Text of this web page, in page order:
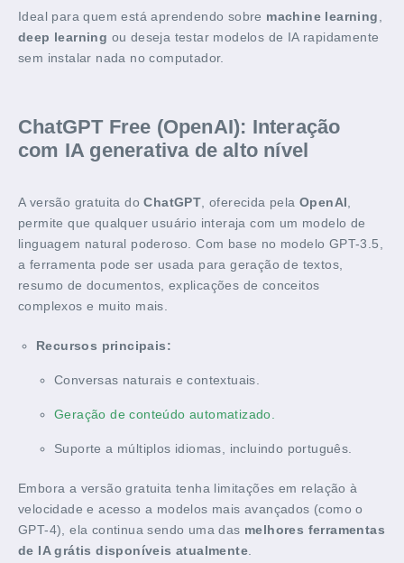
Ideal para quem está aprendendo sobre machine learning
deep learning ou deseja testar modelos de IA rapidamente
sem instalar nada no computador.
ChatGPT Free (OpenAI): Interação
com IA generativa de alto nível
A versão gratuita doChatGPT , oferecida pelaOpenAI
permite que qualquer usuário interaja com um modelo de
linguagem natural poderoso. Com base no modelo GPT-3.5,
a ferramenta pode ser usada para geração de textos,
resumo de documentos, explicações de conceitos
complexos e muito mais.
Recursos principais:
Conversas naturais e contextuais.
Geração de conteúdo automatizado.
Suporte a múltiplos idiomas, incluindo português.
Embora a versão gratuita tenha limitações em relação à
velocidade e acesso a modelos mais avançados (como o
GPT-4), ela continua sendo uma das melhores ferramentas
de IA grátis disponíveis atualmente